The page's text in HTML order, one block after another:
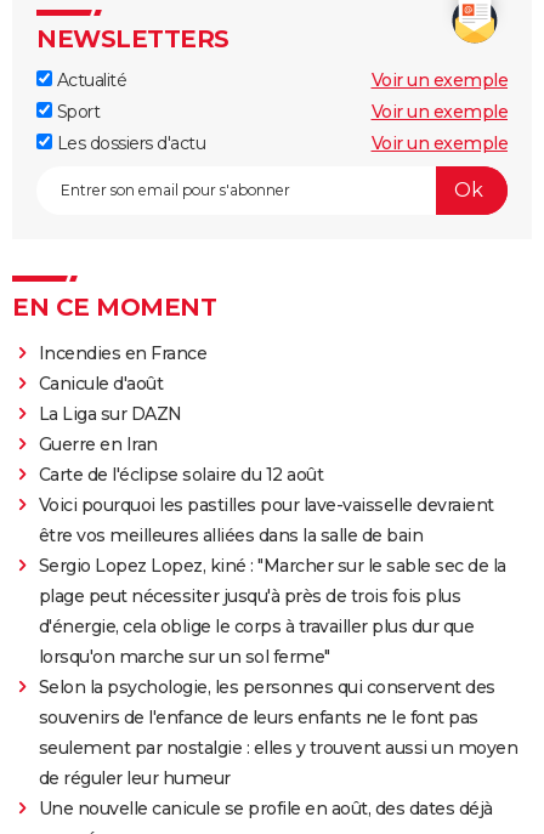
NEWSLETTERS
Actualité
Voir un exemple
Sport
Voir un exemple
Les dossiers d'actu
Voir un exemple
EN CE MOMENT
Incendies en France
Canicule d'août
La Liga sur DAZN
Guerre en Iran
Carte de l'éclipse solaire du 12 août
Voici pourquoi les pastilles pour lave-vaisselle devraient
être vos meilleures alliées dans la salle de bain
Sergio Lopez Lopez, kiné : "Marcher sur le sable sec de la
plage peut nécessiter jusqu'à près de trois fois plus
d'énergie, cela oblige le corps à travailler plus dur que
lorsqu'on marche sur un sol ferme"
Selon la psychologie, les personnes qui conservent des
souvenirs de l'enfance de leurs enfants ne le font pas
seulement par nostalgie : elles y trouvent aussi un moyen
de réguler leur humeur
Une nouvelle canicule se profile en août, des dates déjà